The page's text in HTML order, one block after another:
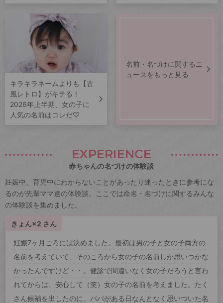
キラキラネームよりも【古
風レトロ】がキテる！
2026年上半期、女の子に
人気の名前はコレだ♡
名前・名づけに関するニ
ュースをもっと見る
EXPERIENCE
赤ちゃんの名づけの体験談
妊娠中、育児中にわからないことがあったり迷ったときに参考にな
るのが先輩ママ達の体験談。ここでは命名・名づけに関するみんな
の体験談を集めました。
きょん×2 さん
妊娠7ヶ月ごろには決めました。最初は男の子と女の子両方の
名前を考えていて、そのころから女の子の名前しか思いつかな
かったんですけど・・。健診で間違いなく女の子だろうと言わ
れてからは、安心して（笑）女の子の名前を考えました。たく
さん候補を出したのに、パパがある日なんとなく思いついた名